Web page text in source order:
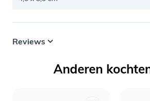
Reviews
Anderen